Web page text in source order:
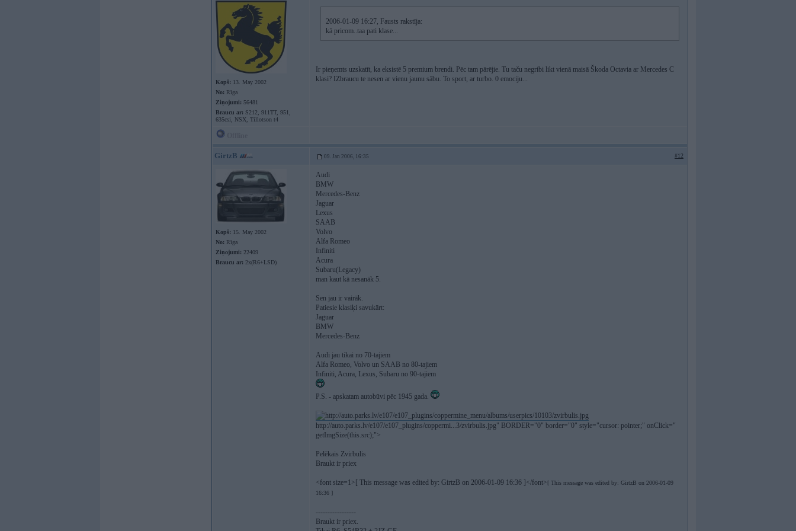
Kopš: 13. May 2002
No: Rīga
Ziņojumi: 56481
Braucu ar: S212, 911TT, 951,
635csi, NSX, Tillotson t4
2006-01-09 16:27, Fausts rakstīja:
kā pricom..taa pati klase...
Ir pieņemts uzskatīt, ka eksistē 5 premium brendi. Pēc tam pārējie. Tu taču negribi likt vienā maisā Škoda Octavia ar Mercedes C
klasi? IZbraucu te nesen ar vienu jaunu sābu. To sport, ar turbo. 0 emociju...
GirtzB 09. Jan 2006, 16:35 #12
Kopš: 15. May 2002
No: Rīga
Ziņojumi: 22409
Braucu ar: 2x(R6+LSD)
Audi
BMW
Mercedes-Benz
Jaguar
Lexus
SAAB
Volvo
Alfa Romeo
Infiniti
Acura
Subaru(Legacy)
man kaut kā nesanāk 5.
Sen jau ir vairāk.
Patiesie klasiķi savukārt:
Jaguar
BMW
Mercedes-Benz
Audi jau tikai no 70-tajiem
Alfa Romeo, Volvo un SAAB no 80-tajiem
Infiniti, Acura, Lexus, Subaru no 90-tajiem
P.S. - apskatam autobūvi pēc 1945 gada.
http://auto.parks.lv/e107/e107_plugins/coppermi...3/zvirbulis.jpg" BORDER="0" border="0" style="cursor: pointer;" onClick="
getImgSize(this.src);">
Pelēkais Zvirbulis
Braukt ir priex
<font size=1>[ This message was edited by: GirtzB on 2006-01-09 16:36 ]</font>[ This message was edited by: GirtzB on 2006-01-09
16:36 ]
-----------------
Braukt ir priex.